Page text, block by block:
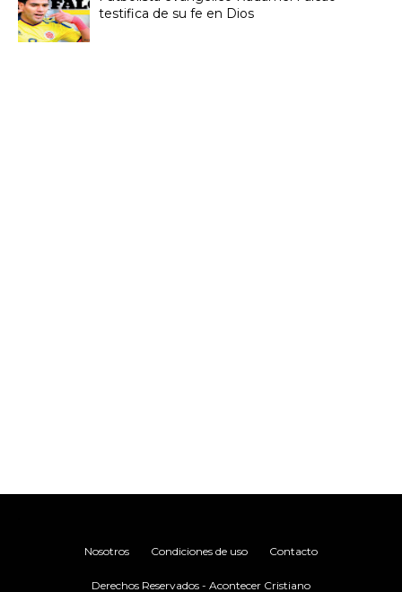
testifica de su fe en Dios
Nosotros Condiciones de uso Contacto
Derechos Reservados - Acontecer Cristiano